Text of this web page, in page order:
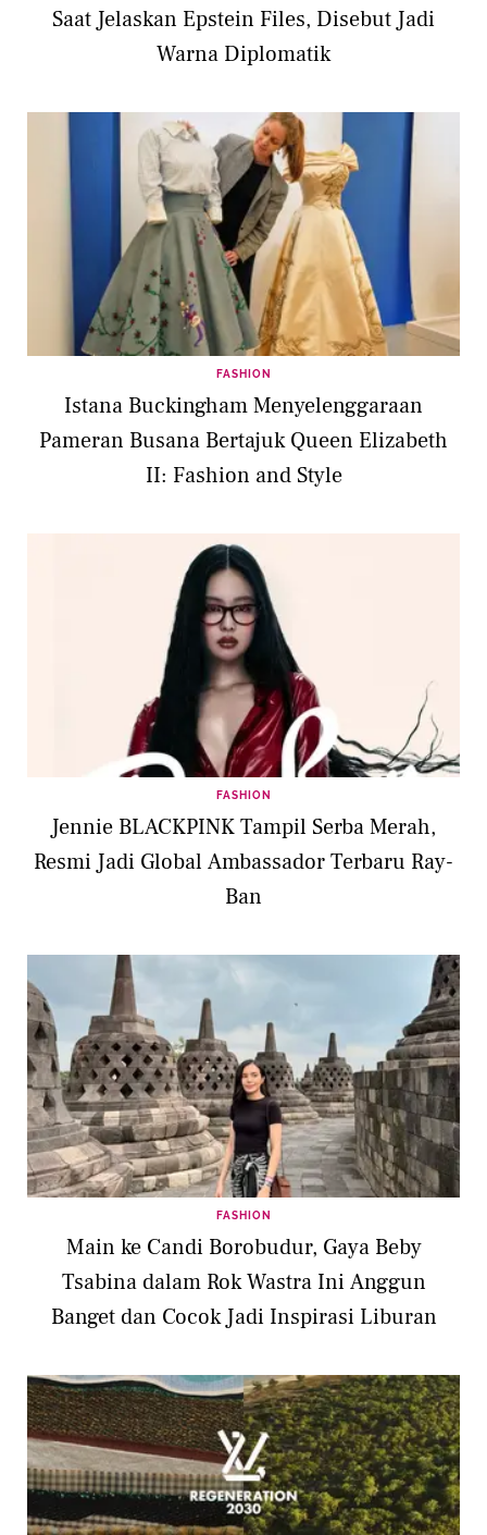
Saat Jelaskan Epstein Files, Disebut Jadi
Warna Diplomatik
FASHION
Istana Buckingham Menyelenggaraan
Pameran Busana Bertajuk Queen Elizabeth
II: Fashion and Style
FASHION
Jennie BLACKPINK Tampil Serba Merah,
Resmi Jadi Global Ambassador Terbaru Ray-
Ban
FASHION
Main ke Candi Borobudur, Gaya Beby
Tsabina dalam Rok Wastra Ini Anggun
Banget dan Cocok Jadi Inspirasi Liburan